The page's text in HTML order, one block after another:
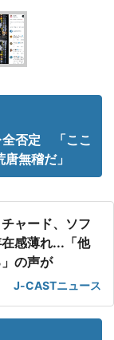
全否定 「ここ
無稽だ」
ャード、ソフ
感薄れ...「他
の声が
J-CASTニュース